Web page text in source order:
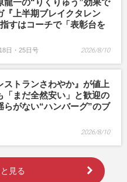
『上半期ブレイクタレン
すはコーチで「表彰台を
日・25日号 2026/8/10
ストランさわやか』が値上
「まだ全然安い」と歓迎の
らがない“ハンバーグ”のブ
2026/8/10
見る